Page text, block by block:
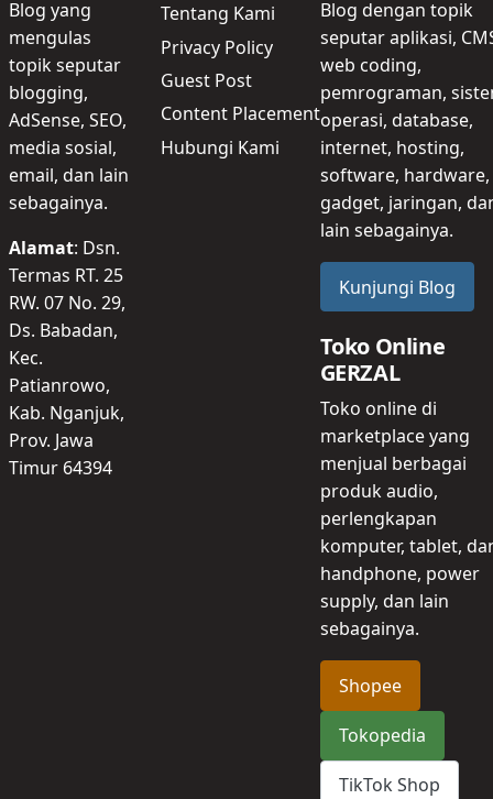
Blog yang
mengulas
topik seputar
blogging,
AdSense, SEO,
media sosial,
email, dan lain
sebagainya.
Alamat: Dsn.
Termas RT. 25
RW. 07 No. 29,
Ds. Babadan,
Kec.
Patianrowo,
Kab. Nganjuk,
Prov. Jawa
Timur 64394
Tentang Kami
Privacy Policy
Guest Post
Content Placement
Hubungi Kami
Blog dengan topik
seputar aplikasi,
web coding,
pemrograman,
operasi, database,
internet, hosting,
software, hardware,
gadget, jaringan,
lain sebagainya.
Kunjungi Blog
Toko Online
GERZAL
Toko online di
marketplace yang
menjual berbagai
produk audio,
perlengkapan
komputer, tablet,
handphone, power
supply, dan lain
sebagainya.
Shopee
Tokopedia
TikTok Shop